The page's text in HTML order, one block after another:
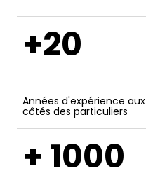
+20
Années d'expérience aux
côtés des particuliers
+ 1000